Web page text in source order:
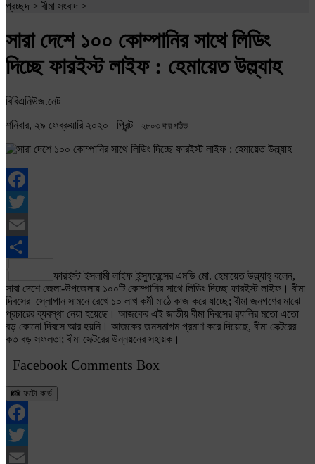
প্রচ্ছদ > বীমা সংবাদ >
সারা দেশে ১০০ কোম্পানির সাথে লিডিং
দিচ্ছে ফারইস্ট লাইফ : হেমায়েত উল্ল্যাহ
বিবিএনিউজ.নেট
শনিবার, ২৯ ফেব্রুয়ারি ২০২০ প্রিন্ট ২৮০৩ বার পঠিত
Facebook
Twitter
Email
Share
ফারইস্ট ইসলামী লাইফ ইন্স্যুরেন্সের এমডি মো. হেমায়েত উল্ল্যাহ্ বলেন,
সারা দেশে জেলা-উপজেলায় ১০০টি কোম্পানির সাথে লিডিং দিচ্ছে ফারইস্ট লাইফ। বীমা
দিবসের স্লোগান সামনে রেখে ১০ লাখ কর্মী মাঠে কাজ করে যাচ্ছে; বীমা জনগণের মাঝে
প্রচারের ব্যবস্থা নেয়া হয়েছে। আজকের এই জাতীয় বীমা দিবসের র‌্যালির মতো এতো
বড় কোনো দিবসে আর হয়নি। আজকের জনসমাগম প্রমাণ করে দিয়েছে, বীমা সেক্টরের
কত বড় সফলতা; বীমা সেক্টরের উন্নয়নের সহায়ক।
Facebook Comments Box
📸 ফটো কার্ড
Facebook
Twitter